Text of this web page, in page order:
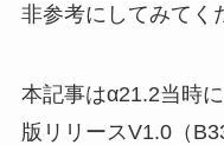
非参考にしてみてく
本記事はα21.2当時
版リリースV1.0（